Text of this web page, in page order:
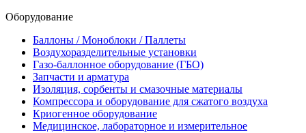
Оборудование
Баллоны / Моноблоки / Паллеты
Воздухоразделительные установки
Газо-баллонное оборудование (ГБО)
Запчасти и арматура
Изоляция, сорбенты и смазочные материалы
Компрессора и оборудование для сжатого воздуха
Криогенное оборудование
Медицинское, лабораторное и измерительное